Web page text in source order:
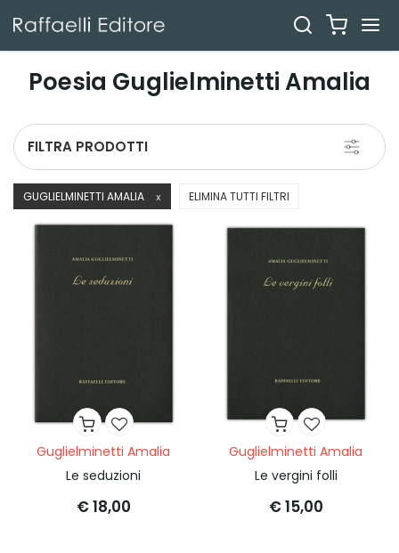
Poesia Guglielminetti Amalia
Toggle
FILTRA PRODOTTI
GUGLIELMINETTI AMALIA X ELIMINA TUTTI FILTRI
Guglielminetti Amalia
Le seduzioni
€ 18,00
Guglielminetti Amalia
Le vergini folli
€ 15,00